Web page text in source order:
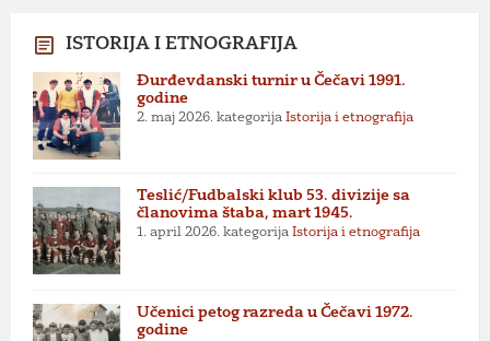
ISTORIJA I ETNOGRAFIJA
Đurđevdanski turnir u Čečavi 1991.
godine
2. maj 2026. kategorija Istorija i etnografija
Teslić/Fudbalski klub 53. divizije sa
članovima štaba, mart 1945.
1. april 2026. kategorija Istorija i etnografija
Učenici petog razreda u Čečavi 1972.
godine